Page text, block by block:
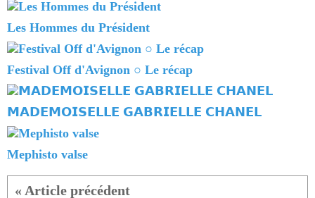
Les Hommes du Président
Festival Off d'Avignon ○ Le récap
𝗠𝗔𝗗𝗘𝗠𝗢𝗜𝗦𝗘𝗟𝗟𝗘 𝗚𝗔𝗕𝗥𝗜𝗘𝗟𝗟𝗘 𝗖𝗛𝗔𝗡𝗘𝗟
Mephisto valse